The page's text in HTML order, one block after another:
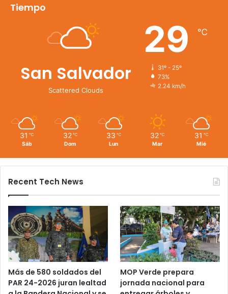
Tiempo
San Salvador
Scattered Clouds
29 ℃
31º - 25º
73%
2.24 km/h
31 ℃
Sáb
32 ℃
Dom
33 ℃
Lun
32 ℃
Mar
31 ℃
Mié
Recent Tech News
Más de 580 soldados del
PAR 24-2026 juran lealtad
MOP Verde prepara
jornada nacional para